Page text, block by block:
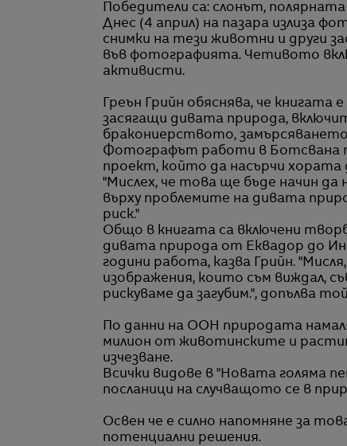
Победители са: слонът,
Днес (4 април) на пазара излиза
снимки на тези животни и други
във фотографията. Четивото
активисти.
Греън Грийн обяснява, че книгата
засягащи дивата природа,
бракониерството,
Фотографът работи в Ботсвана
проект, който да насърчи хората
"Мислех, че това ще бъде начин
върху проблемите на дивата
риск."
Общо в книгата са включени
дивата природа от Еквадор до
години работа, казва Грийн.
изображения, които съм виждал,
рискуваме да загубим.", допълва
По данни на ООН природата
милион от животинските и
изчезване.
Всички видове в "Новата голяма
посланици на случващото се в
Освен че е силно напомняне за
потенциални решения.